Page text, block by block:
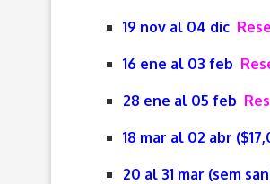
19 nov al 04 dic
16 ene al 03 feb
28 ene al 05 feb
18 mar al 02 abr
20 al 31 mar (sem